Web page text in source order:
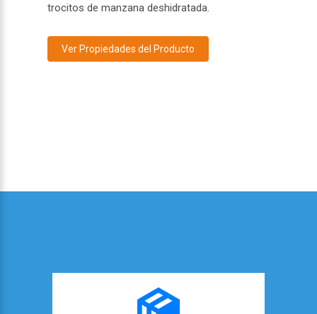
trocitos de manzana deshidratada.
Ver Propiedades del Producto